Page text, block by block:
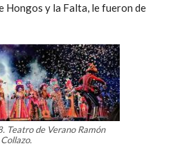
Hongos y la Falta, le fueron de
Teatro de Verano Ramón
Collazo.